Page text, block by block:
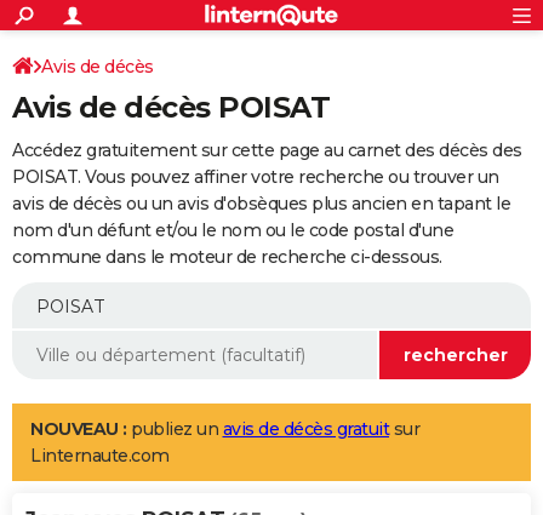
ACTUALITÉS
Politique
Société
Faits Divers
Education
Monde
Villes
+
SPORT
Coupe du monde 2026
Football
Tennis
Cyclisme
Rugby
Forum
Programme TV
TNT
Streaming
Cinéma
Sorties cinéma
Musique
+
FINANCE
Retraite
Epargne
Immobilier
Risques naturels par ville
Banque
Assurance
AUTO
Essais
Réserver un essai
Citadines
Berlines
SUV
Forum auto
+
Mobiles
Meilleur smartphone
Internet
Ordinateurs
Jeux vidéo
Guide high-tech
Aménagement intérieur
LIFESTYLE
Art de vivre
Bien-être
Loisirs
Mode
Modes de vie
Avis de décès
Avis de décès POISAT
Accédez gratuitement sur cette page au carnet des décès des
POISAT. Vous pouvez affiner votre recherche ou trouver un
avis de décès ou un avis d'obsèques plus ancien en tapant le
nom d'un défunt et/ou le nom ou le code postal d'une
commune dans le moteur de recherche ci-dessous.
NOUVEAU : publiez un avis de décès gratuitsur
Linternaute.com